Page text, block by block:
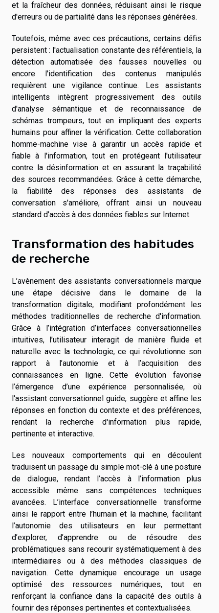
et la fraîcheur des données, réduisant ainsi le risque
d'erreurs ou de partialité dans les réponses générées.
Toutefois, même avec ces précautions, certains défis
persistent : l'actualisation constante des référentiels, la
détection automatisée des fausses nouvelles ou
encore l'identification des contenus manipulés
requièrent une vigilance continue. Les assistants
intelligents intègrent progressivement des outils
d'analyse sémantique et de reconnaissance de
schémas trompeurs, tout en impliquant des experts
humains pour affiner la vérification. Cette collaboration
homme-machine vise à garantir un accès rapide et
fiable à l'information, tout en protégeant l'utilisateur
contre la désinformation et en assurant la traçabilité
des sources recommandées. Grâce à cette démarche,
la fiabilité des réponses des assistants de
conversation s'améliore, offrant ainsi un nouveau
standard d'accès à des données fiables sur Internet.
Transformation des habitudes
de recherche
L’avènement des assistants conversationnels marque
une étape décisive dans le domaine de la
transformation digitale, modifiant profondément les
méthodes traditionnelles de recherche d'information.
Grâce à l’intégration d’interfaces conversationnelles
intuitives, l’utilisateur interagit de manière fluide et
naturelle avec la technologie, ce qui révolutionne son
rapport à l’autonomie et à l’acquisition des
connaissances en ligne. Cette évolution favorise
l’émergence d’une expérience personnalisée, où
l'assistant conversationnel guide, suggère et affine les
réponses en fonction du contexte et des préférences,
rendant la recherche d'information plus rapide,
pertinente et interactive.
Les nouveaux comportements qui en découlent
traduisent un passage du simple mot-clé à une posture
de dialogue, rendant l’accès à l’information plus
accessible même sans compétences techniques
avancées. L’interface conversationnelle transforme
ainsi le rapport entre l’humain et la machine, facilitant
l’autonomie des utilisateurs en leur permettant
d’explorer, d’apprendre ou de résoudre des
problématiques sans recourir systématiquement à des
intermédiaires ou à des méthodes classiques de
navigation. Cette dynamique encourage un usage
optimisé des ressources numériques, tout en
renforçant la confiance dans la capacité des outils à
fournir des réponses pertinentes et contextualisées.